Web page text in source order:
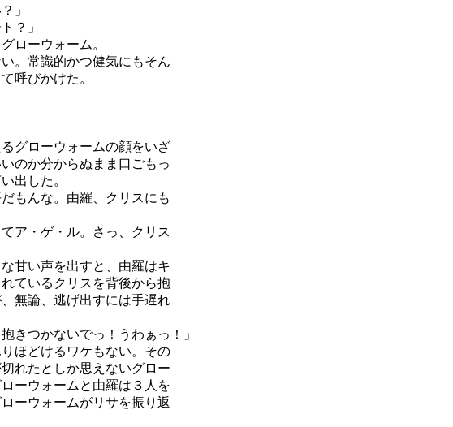
」
？」
ローウォーム。
。常識的かつ健気にもそん
呼びかけた。
グローウォームの顔をいざ
のか分からぬまま口ごもっ
出した。
もんな。由羅、クリスにも
ア・ゲ・ル。さっ、クリス
甘い声を出すと、由羅はキ
ているクリスを背後から抱
無論、逃げ出すには手遅れ
きつかないでっ！うわぁっ！」
ほどけるワケもない。その
れたとしか思えないグロー
ーウォームと由羅は３人を
ーウォームがリサを振り返